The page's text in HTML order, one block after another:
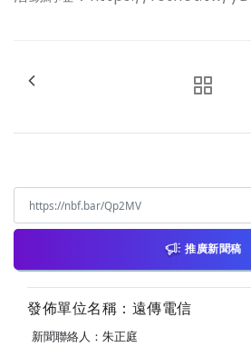
推廣新聞稿
發佈單位名稱：遠傳電信
新聞聯絡人：朱正庭